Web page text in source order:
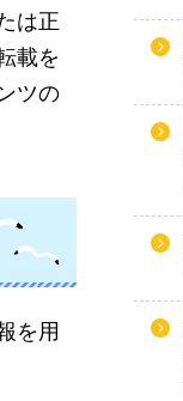
は正
載を
ツの
を用